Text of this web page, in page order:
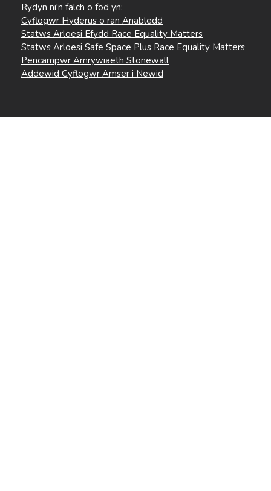
Rydyn ni'n falch o fod yn:
Cyflogwr Hyderus o ran Anabledd
Statws Arloesi Efydd Race Equality Matters
Statws Arloesi Safe Space Plus Race Equality Matters
Pencampwr Amrywiaeth Stonewall
Addewid Cyflogwr Amser i Newid